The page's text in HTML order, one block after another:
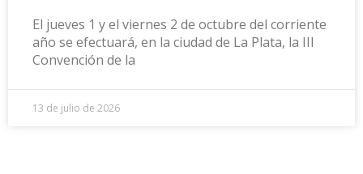
El jueves 1 y el viernes 2 de octubre del corriente
año se efectuará, en la ciudad de La Plata, la III
Convención de la
13 de julio de 2026